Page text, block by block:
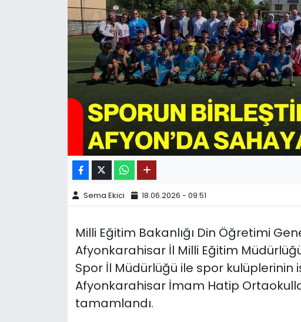
Sema Ekici 18.06.2026 - 09:51
Milli Eğitim Bakanlığı Din Öğretimi
Afyonkarahisar İl Milli Eğitim
Spor İl Müdürlüğü ile spor
Afyonkarahisar İmam Hatip
tamamlandı.
11:11 MANŞET